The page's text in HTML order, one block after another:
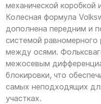
механической
Колесная формула
дополнена передним и
системой равномерного
между осями.
межосевым
блокировки, что
самых неподходящих
участках.